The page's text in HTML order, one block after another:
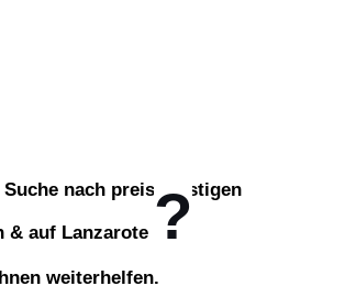
nach preisgünstigen
& auf Lanzarote ?
weiterhelfen.